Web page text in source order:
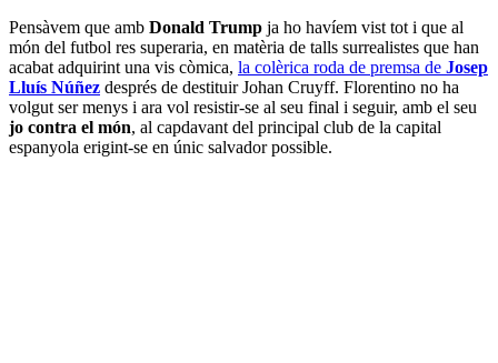
Pensàvem que amb Donald Trump ja ho havíem vist tot i que al
món del futbol res superaria, en matèria de talls surrealistes que han
acabat adquirint una vis còmica, la colèrica roda de premsa de Josep
Lluís Núñez després de destituir Johan Cruyff. Florentino no ha
volgut ser menys i ara vol resistir-se al seu final i seguir, amb el seu
jo contra el món, al capdavant del principal club de la capital
espanyola erigint-se en únic salvador possible.